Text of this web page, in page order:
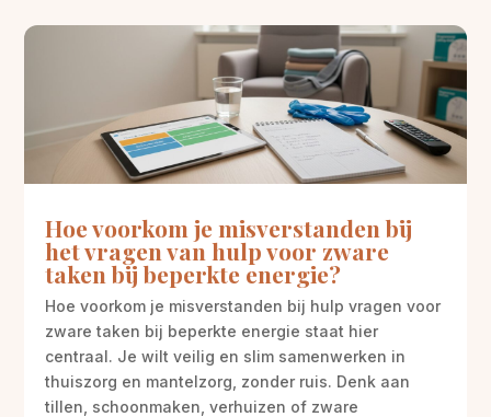
Hoe voorkom je misverstanden bij
het vragen van hulp voor zware
taken bij beperkte energie?
Hoe voorkom je misverstanden bij hulp vragen voor
zware taken bij beperkte energie staat hier
centraal. Je wilt veilig en slim samenwerken in
thuiszorg en mantelzorg, zonder ruis. Denk aan
tillen, schoonmaken, verhuizen of zware